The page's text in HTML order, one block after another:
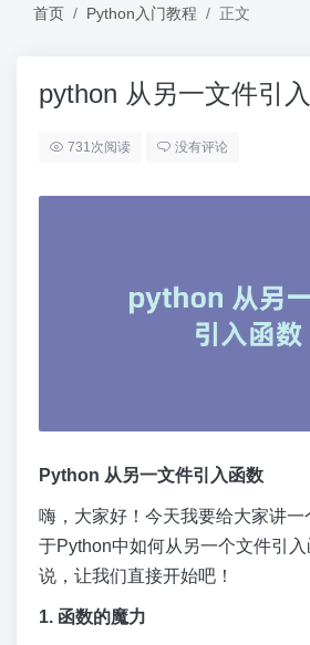
首页 Python入门教程 正文
python 从另一文件引
731次阅读 没有评论
Python 从另一文件引入函数
嗨，大家好！今天我要给大家讲
于Python中如何从另一个文件引
说，让我们直接开始吧！
1. 函数的魔力